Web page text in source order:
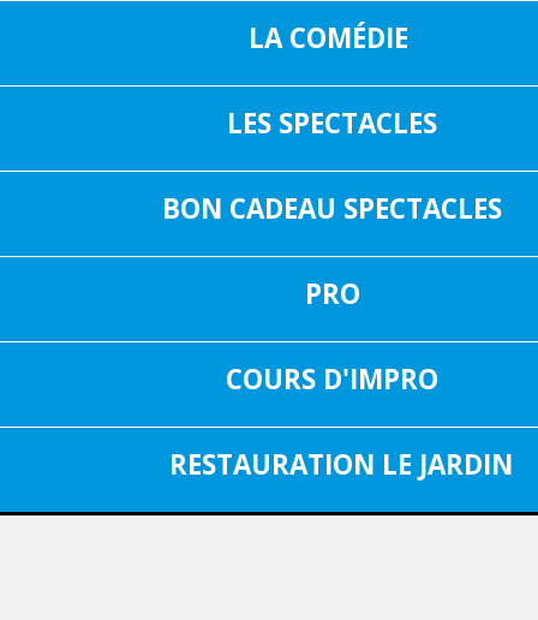
16, RUE
05 37 04 01 02
LA COMÉDIE
LES SPECTACLES
BON CADEAU SPECTACLES
PRO
COURS D'IMPRO
RESTAURATION LE JARDIN
SPECTACLE DU 02 DÉCEMBRE 2025
Aucun spectacle